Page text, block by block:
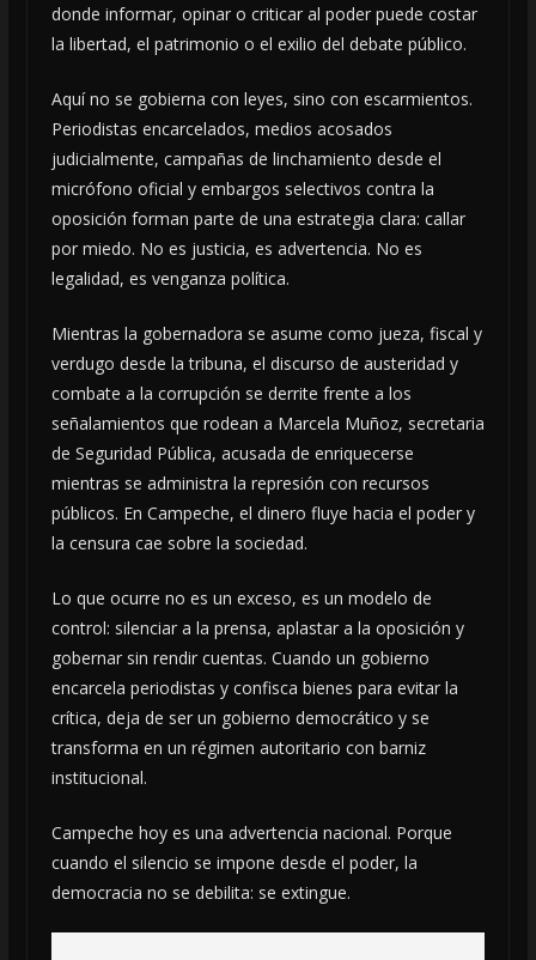
donde informar, opinar o criticar al poder puede costar
la libertad, el patrimonio o el exilio del debate público.
Aquí no se gobierna con leyes, sino con escarmientos.
Periodistas encarcelados, medios acosados
judicialmente, campañas de linchamiento desde el
micrófono oficial y embargos selectivos contra la
oposición forman parte de una estrategia clara: callar
por miedo. No es justicia, es advertencia. No es
legalidad, es venganza política.
Mientras la gobernadora se asume como jueza, fiscal y
verdugo desde la tribuna, el discurso de austeridad y
combate a la corrupción se derrite frente a los
señalamientos que rodean a Marcela Muñoz, secretaria
de Seguridad Pública, acusada de enriquecerse
mientras se administra la represión con recursos
públicos. En Campeche, el dinero fluye hacia el poder y
la censura cae sobre la sociedad.
Lo que ocurre no es un exceso, es un modelo de
control: silenciar a la prensa, aplastar a la oposición y
gobernar sin rendir cuentas. Cuando un gobierno
encarcela periodistas y confisca bienes para evitar la
crítica, deja de ser un gobierno democrático y se
transforma en un régimen autoritario con barniz
institucional.
Campeche hoy es una advertencia nacional. Porque
cuando el silencio se impone desde el poder, la
democracia no se debilita: se extingue.